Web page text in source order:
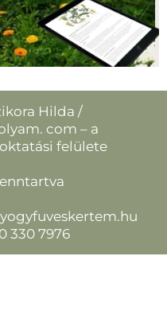
Hilda /
com – a
felülete
330 7976